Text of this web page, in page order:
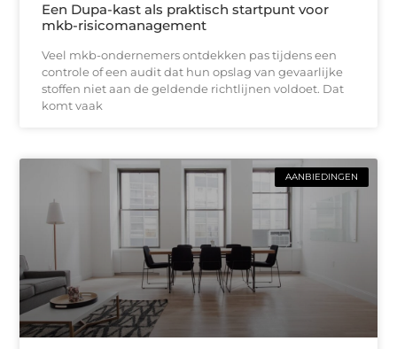
Een Dupa-kast als praktisch startpunt voor
mkb-risicomanagement
Veel mkb-ondernemers ontdekken pas tijdens een
controle of een audit dat hun opslag van gevaarlijke
stoffen niet aan de geldende richtlijnen voldoet. Dat
komt vaak
AANBIEDINGEN